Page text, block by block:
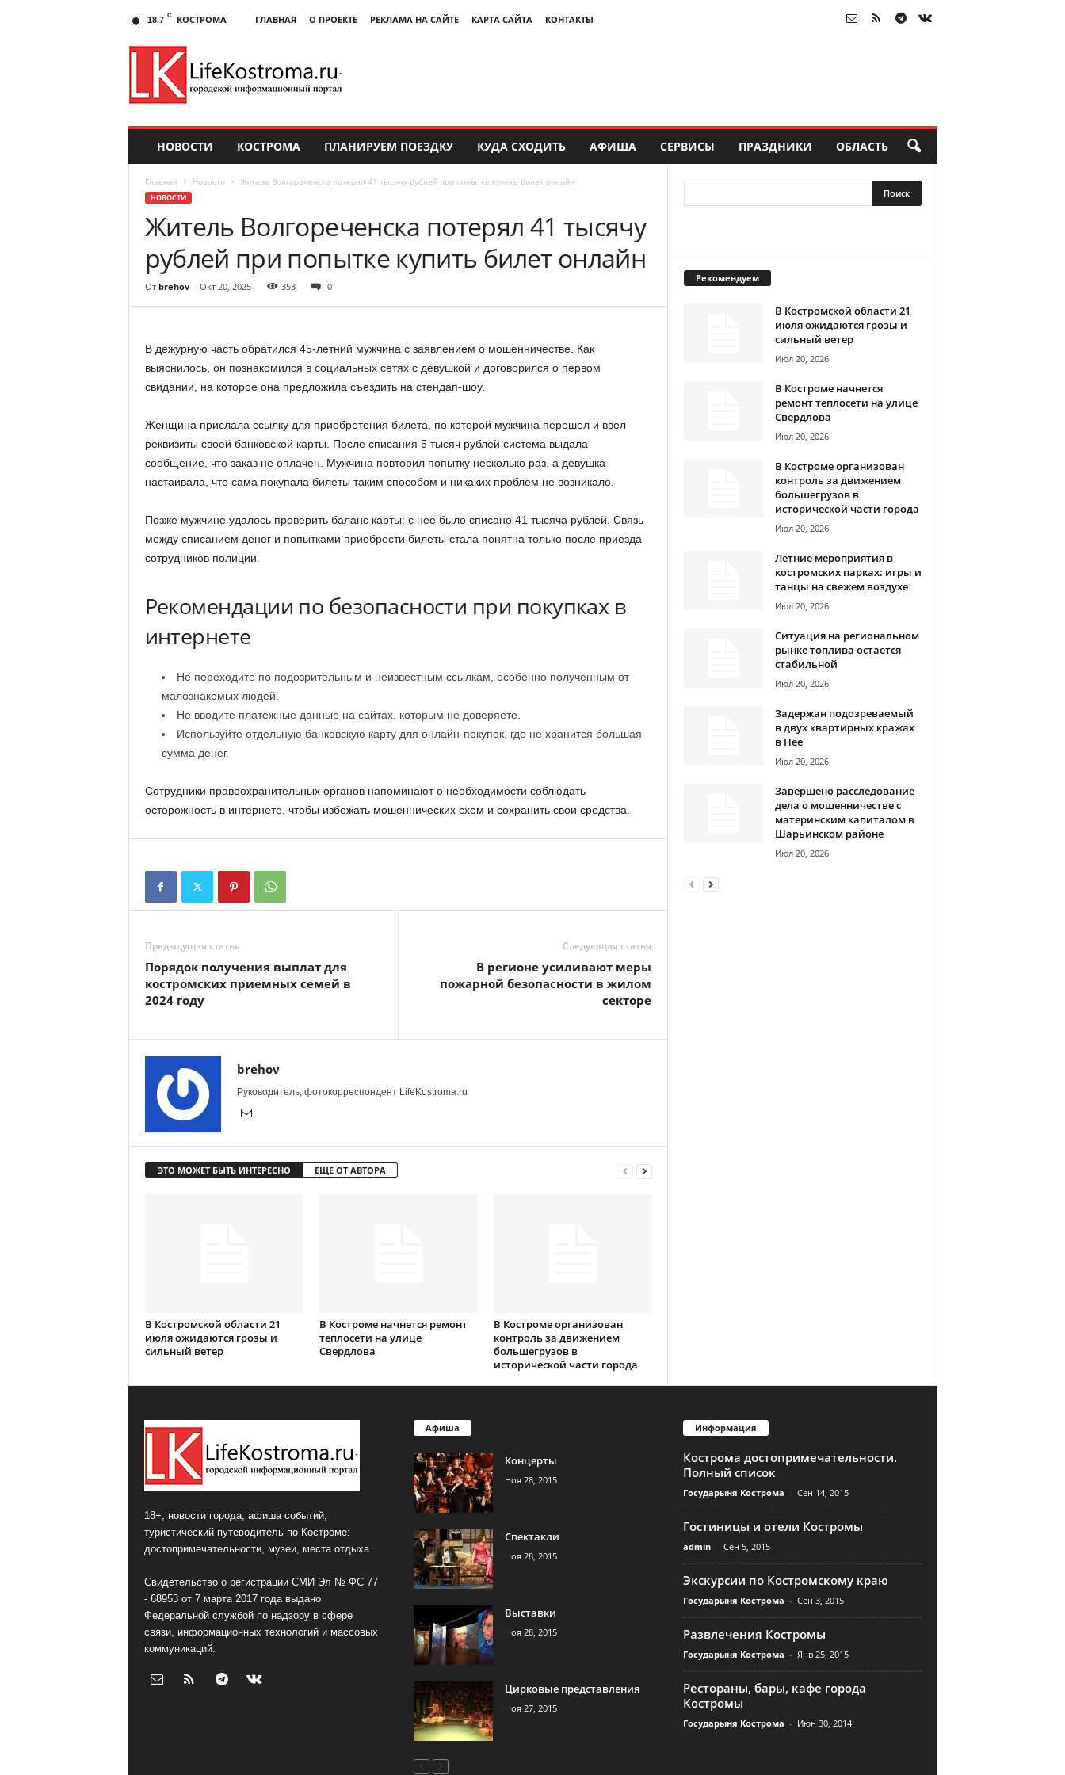
18.7 C КОСТРОМА ГЛАВНАЯ О ПРОЕКТЕ РЕКЛАМА НА САЙТЕ КАРТА САЙТА КОНТАКТЫ
НОВОСТИ КОСТРОМА ПЛАНИРУЕМ ПОЕЗДКУ КУДА СХОДИТЬ АФИША СЕРВИСЫ ПРАЗДНИКИ ОБЛАСТЬ
Главная Новости Житель Волгореченска потерял 41 тысячу рублей при попытке купить билет онлайн
НОВОСТИ
Житель Волгореченска потерял 41 тысячу
рублей при попытке купить билет онлайн
От brehov- Окт 20, 2025 353 0
В дежурную часть обратился 45-летний мужчина с заявлением о мошенничестве. Как
выяснилось, он познакомился в социальных сетях с девушкой и договорился о первом
свидании, на которое она предложила съездить на стендап-шоу.
Женщина прислала ссылку для приобретения билета, по которой мужчина перешел и ввел
реквизиты своей банковской карты. После списания 5 тысяч рублей система выдала
сообщение, что заказ не оплачен. Мужчина повторил попытку несколько раз, а девушка
настаивала, что сама покупала билеты таким способом и никаких проблем не возникало.
Позже мужчине удалось проверить баланс карты: с неё было списано 41 тысяча рублей. Связь
между списанием денег и попытками приобрести билеты стала понятна только после приезда
сотрудников полиции.
Рекомендации по безопасности при покупках в
интернете
Не переходите по подозрительным и неизвестным ссылкам, особенно полученным от
малознакомых людей.
Не вводите платёжные данные на сайтах, которым не доверяете.
Используйте отдельную банковскую карту для онлайн-покупок, где не хранится большая
сумма денег.
Сотрудники правоохранительных органов напоминают о необходимости соблюдать
осторожность в интернете, чтобы избежать мошеннических схем и сохранить свои средства.
Предыдущая статья
Порядок получения выплат для
костромских приемных семей в
2024 году
Следующая статья
В регионе усиливают меры
пожарной безопасности в жилом
секторе
brehov
Руководитель, фотокорреспондент LifeKostroma.ru
ЭТО МОЖЕТ БЫТЬ ИНТЕРЕСНО ЕЩЕ ОТ АВТОРА
В Костромской области 21
июля ожидаются грозы и
сильный ветер
В Костроме начнется ремонт
теплосети на улице
Свердлова
В Костроме организован
контроль за движением
большегрузов в
исторической части города
Рекомендуем
В Костромской области 21
июля ожидаются грозы и
сильный ветер
Июл 20, 2026
В Костроме начнется
ремонт теплосети на улице
Свердлова
Июл 20, 2026
В Костроме организован
контроль за движением
большегрузов в
исторической части города
Июл 20, 2026
Летние мероприятия в
костромских парках: игры и
танцы на свежем воздухе
Июл 20, 2026
Ситуация на региональном
рынке топлива остаётся
стабильной
Июл 20, 2026
Задержан подозреваемый
в двух квартирных кражах
в Нее
Июл 20, 2026
Завершено расследование
дела о мошенничестве с
материнским капиталом в
Шарьинском районе
Июл 20, 2026
18+, новости города, афиша событий,
туристический путеводитель по Костроме:
достопримечательности, музеи, места отдыха.
Свидетельство о регистрации СМИ Эл № ФС 77
- 68953 от 7 марта 2017 года выдано
Федеральной службой по надзору в сфере
связи, информационных технологий и массовых
коммуникаций.
Афиша
Концерты
Ноя 28, 2015
Спектакли
Ноя 28, 2015
Выставки
Ноя 28, 2015
Цирковые представления
Ноя 27, 2015
Информация
Кострома достопримечательности.
Полный список
Государыня Кострома - Сен 14, 2015
Гостиницы и отели Костромы
admin - Сен 5, 2015
Экскурсии по Костромскому краю
Государыня Кострома - Сен 3, 2015
Развлечения Костромы
Государыня Кострома - Янв 25, 2015
Рестораны, бары, кафе города
Костромы
Государыня Кострома - Июн 30, 2014